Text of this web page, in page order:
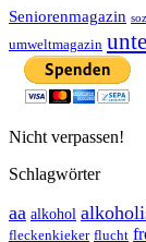
Seniorenmagazin
umweltmagazin
Nicht verpassen!
Schlagwörter
aa alkohol
fleckenkieker flucht